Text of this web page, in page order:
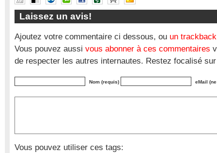
Laissez un avis!
Ajoutez votre commentaire ci dessous, ou un trackback
Vous pouvez aussi vous abonner à ces commentaires
de respecter les autres internautes. Restez focalisé
Nom (requis) eMail
Vous pouvez utiliser ces tags: